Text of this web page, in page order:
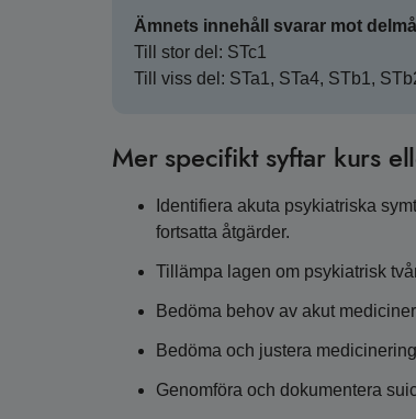
Ämnets innehåll svarar mot
Till stor del: STc1
Till viss del: STa1, STa4, STb1,
Mer specifikt syftar kurs
Identifiera akuta psykiatriska
fortsatta åtgärder.
Tillämpa lagen om psykiatrisk
Bedöma behov av akut
Bedöma och justera
Genomföra och dokumentera